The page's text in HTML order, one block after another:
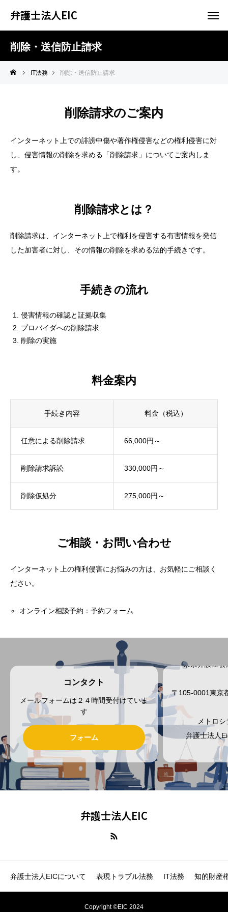
弁護士法人EIC
削除・送信防止請求
IT法務 削除・送信防止請求
削除請求のご案内
インターネット上での誹謗中傷や著作権侵害などの権利侵害に対
し、侵害情報の削除を求める「削除請求」についてご案内しま
す。
削除請求とは？
削除請求は、インターネット上で権利を侵害する有害情報を発信
した加害者に対し、その情報の削除を求める法的手続きです。
手続きの流れ
侵害情報の確認と証拠収集
プロバイダへの削除請求
削除の実施
料金案内
手続き内容 料金（税込）
任意による削除請求 66,000円～
削除請求訴訟 330,000円～
削除仮処分 275,000円～
ご相談・お問い合わせ
インターネット上の権利侵害にお悩みの方は、お気軽にご相談く
ださい。
オンライン相談予約：予約フォーム
コンタクト
メールフォームは２４時間受付けていま
す
フォーム
東京弁護士
〒105-0001東京
メトロ
弁護士法人
弁護士法人EIC
弁護士法人EICについて 表現トラブル法務 IT法務 知的財産
Copyright ©EIC 2024